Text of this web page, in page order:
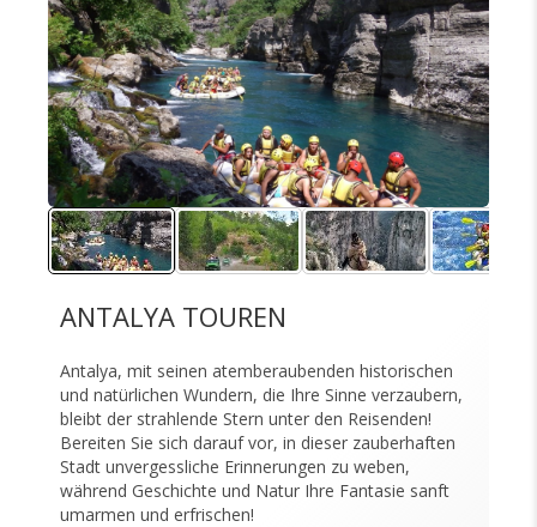
ANTALYA TOUREN
Antalya, mit seinen atemberaubenden historischen
und natürlichen Wundern, die Ihre Sinne verzaubern,
bleibt der strahlende Stern unter den Reisenden!
Bereiten Sie sich darauf vor, in dieser zauberhaften
Stadt unvergessliche Erinnerungen zu weben,
während Geschichte und Natur Ihre Fantasie sanft
umarmen und erfrischen!